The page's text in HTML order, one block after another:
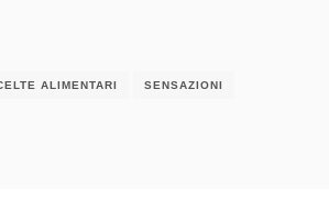
ALIMENTARI SENSAZIONI